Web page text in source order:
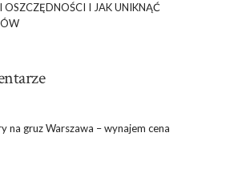
OSZCZĘDNOŚCI I JAK UNIKNĄĆ
na gruz Warszawa – wynajem cena